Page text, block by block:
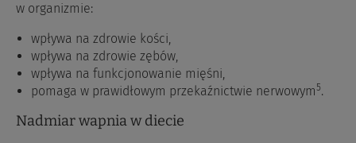
w organizmie:
wpływa na zdrowie kości,
wpływa na zdrowie zębów,
wpływa na funkcjonowanie mięśni,
pomaga w prawidłowym przekaźnictwie nerwowym5.
Nadmiar wapnia w diecie